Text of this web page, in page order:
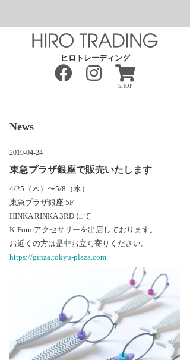
ヒロトレーディング
SHOP
News
2019-04-24
東急プラザ銀座で販売いたします
4/25（木）〜5/8（水）
東急プラザ銀座 5F
HINKA RINKA 3RD にて
K-Formアクセサリーを出店しております。
お近くの方は是非お立ち寄りください。
https://ginza.tokyu-plaza.com